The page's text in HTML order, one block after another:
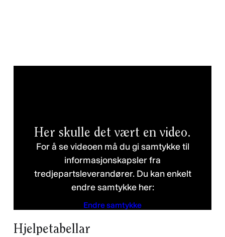
Her skulle det vært en video.
For å se videoen må du gi samtykke til
informasjonskapsler fra
tredjepartsleverandører. Du kan enkelt
endre samtykke her:
Endre samtykke
Personvernerklæring
Hjelpetabellar